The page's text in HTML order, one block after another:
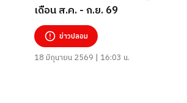
เดือน ส.ค. - ก.ย. 69
ข่าวปลอม
18 มิถุนายน 2569 | 16:03 น.